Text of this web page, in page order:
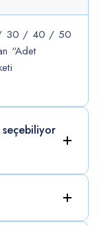
/ 30 / 40 / 50
“Adet